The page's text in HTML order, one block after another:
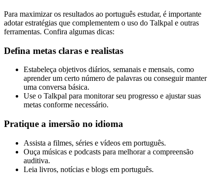
Para maximizar os resultados ao português estudar, é importante
adotar estratégias que complementem o uso do Talkpal e outras
ferramentas. Confira algumas dicas:
Defina metas claras e realistas
Estabeleça objetivos diários, semanais e mensais, como
aprender um certo número de palavras ou conseguir manter
uma conversa básica.
Use o Talkpal para monitorar seu progresso e ajustar suas
metas conforme necessário.
Pratique a imersão no idioma
Assista a filmes, séries e vídeos em português.
Ouça músicas e podcasts para melhorar a compreensão
auditiva.
Leia livros, notícias e blogs em português.